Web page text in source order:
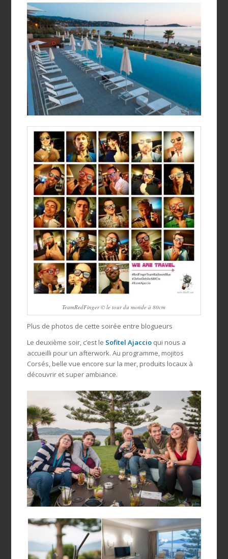
TeamRedFinger © le tour du monde à 80cm
Plus de photos de cette soirée entre blogueurs
Le deuxième soir, c’est le Sofitel Ajaccioqui nous a
accueilli pour un afterwork. Au programme, mojitos
Corsés, belle vue encore sur la mer, produits locaux à
découvrir et super ambiance.